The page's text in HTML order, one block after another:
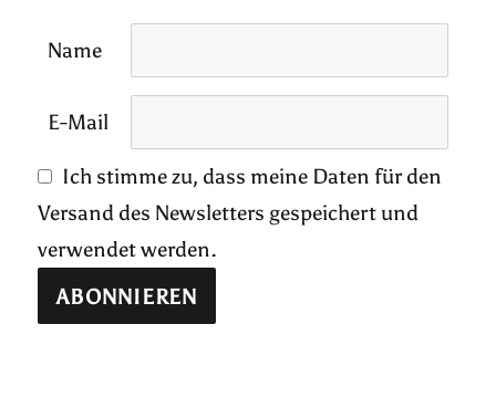
Name
E-Mail
Ich stimme zu, dass meine Daten für den
Versand des Newsletters gespeichert und
verwendet werden.